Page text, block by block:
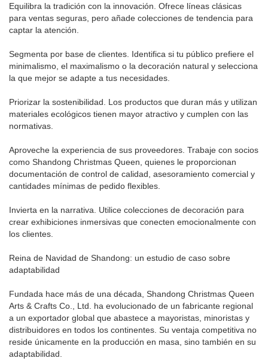
Equilibra la tradición con la innovación. Ofrece líneas clásicas
para ventas seguras, pero añade colecciones de tendencia para
captar la atención.
Segmenta por base de clientes. Identifica si tu público prefiere el
minimalismo, el maximalismo o la decoración natural y selecciona
la que mejor se adapte a tus necesidades.
Priorizar la sostenibilidad. Los productos que duran más y utilizan
materiales ecológicos tienen mayor atractivo y cumplen con las
normativas.
Aproveche la experiencia de sus proveedores. Trabaje con socios
como Shandong Christmas Queen, quienes le proporcionan
documentación de control de calidad, asesoramiento comercial y
cantidades mínimas de pedido flexibles.
Invierta en la narrativa. Utilice colecciones de decoración para
crear exhibiciones inmersivas que conecten emocionalmente con
los clientes.
Reina de Navidad de Shandong: un estudio de caso sobre
adaptabilidad
Fundada hace más de una década, Shandong Christmas Queen
Arts & Crafts Co., Ltd. ha evolucionado de un fabricante regional
a un exportador global que abastece a mayoristas, minoristas y
distribuidores en todos los continentes. Su ventaja competitiva no
reside únicamente en la producción en masa, sino también en su
adaptabilidad.